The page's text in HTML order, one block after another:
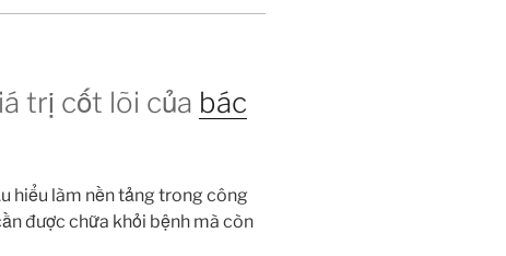
trị cốt lõi của bác
hiểu làm nền tảng trong công
được chữa khỏi bệnh mà còn